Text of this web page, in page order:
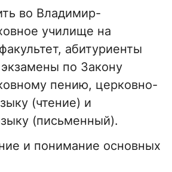
во Владимир-
училище на
абитуриенты
по Закону
пению, церковно-
(чтение) и
(письменный).
и понимание основных